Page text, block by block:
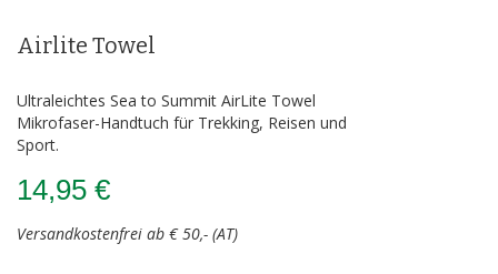
der
Airlite Towel
Ultraleichtes Sea to Summit AirLite Towel
Mikrofaser-Handtuch für Trekking, Reisen und
Sport.
14,95 €
Versandkostenfrei ab € 50,- (AT)